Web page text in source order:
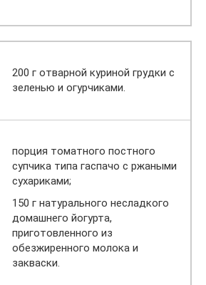
200 г отварной куриной грудки с
зеленью и огурчиками.
порция томатного постного
супчика типа гаспачо с ржаными
сухариками;
150 г натурального несладкого
домашнего йогурта,
приготовленного из
обезжиренного молока и
закваски.